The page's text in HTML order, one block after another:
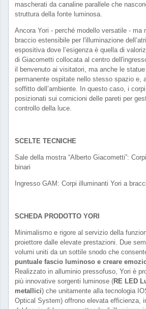
mascherati da canaline parallele che
struttura della fonte luminosa.
Ancora Yori - perché modello versatile - ma
braccio estensibile per l'illuminazione
espositiva dove l’esigenza è quella di
di Giacometti collocata al centro
il benvenuto ai visitatori, ma anche le
permanente ospitate nello stesso spazio e,
soffitto dell’ambiente. In questo caso, i
posizionati sui cornicioni delle pareti per
controllo della luce.
SCELTE TECNICHE
Sale della mostra “Alberto Giacometti”:
binari
Ingresso GAM: Corpi illuminanti Yori a
SCHEDA PRODOTTO YORI
Minimalismo e rigore al servizio della
proiettore dalle elevate prestazioni. Due
volumi uniti da un sottile snodo che
puntuale fascio luminoso e creare
Realizzato in alluminio pressofuso, Yori è
più innovative sorgenti luminose (RE LED
metallici) che unitamente alla tecnologia
Optical System) offrono elevata efficienza,